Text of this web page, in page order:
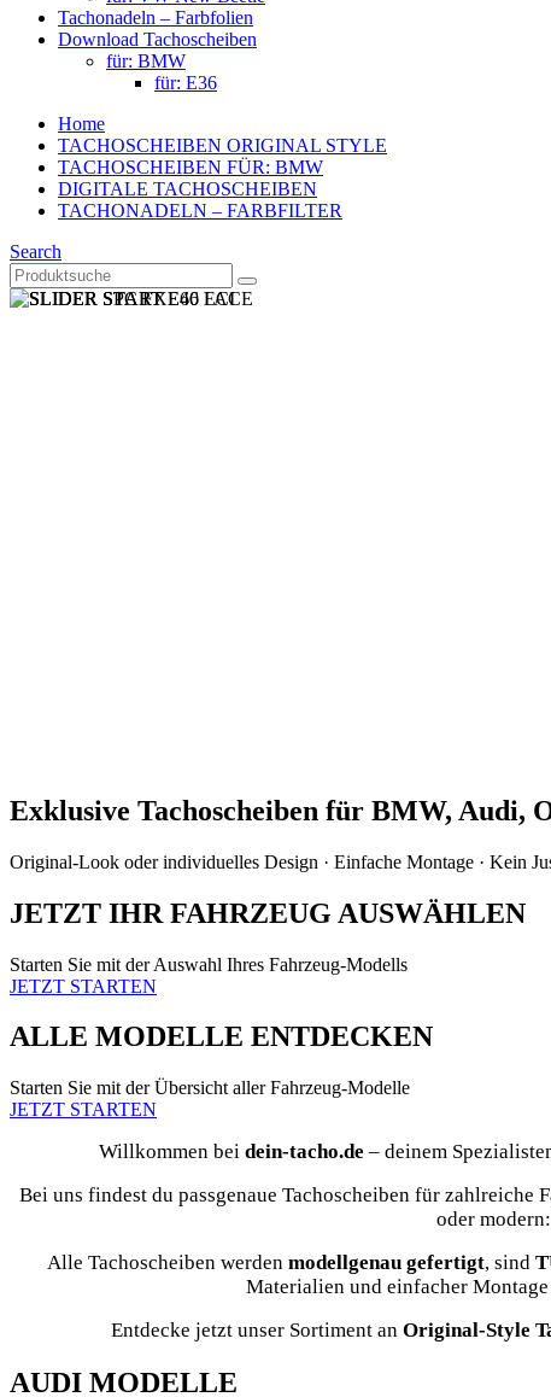
Tachonadeln – Farbfolien
Download Tachoscheiben
für: BMW
für: E36
Home
TACHOSCHEIBEN ORIGINAL STYLE
TACHOSCHEIBEN FÜR: BMW
DIGITALE TACHOSCHEIBEN
TACHONADELN – FARBFILTER
Search
Exklusive Tachoscheiben für BMW, Audi,
Original-Look oder individuelles Design · Einfache Montage · Kein
JETZT IHR FAHRZEUG AUSWÄHLEN
Starten Sie mit der Auswahl Ihres Fahrzeug-Modells
JETZT STARTEN
ALLE MODELLE ENTDECKEN
Starten Sie mit der Übersicht aller Fahrzeug-Modelle
JETZT STARTEN
Willkommen bei dein-tacho.de – deinem
Bei uns findest du passgenaue Tachoscheiben für zahlreiche
oder
Alle Tachoscheiben werden modellgenau gefertigt, sind
Materialien und einfacher
Entdecke jetzt unser Sortiment an Original-Style
AUDI MODELLE